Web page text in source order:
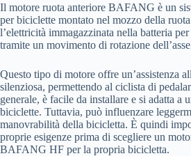
Il motore ruota anteriore BAFANG è un
per biciclette montato nel mozzo della
l’elettricità immagazzinata nella batteria
tramite un movimento di rotazione
Questo tipo di motore offre un’assistenza
silenziosa, permettendo al ciclista di
generale, è facile da installare e si adatta a
biciclette. Tuttavia, può influenzare
manovrabilità della bicicletta. È quindi
proprie esigenze prima di scegliere un
BAFANG HF per la propria bicicletta.